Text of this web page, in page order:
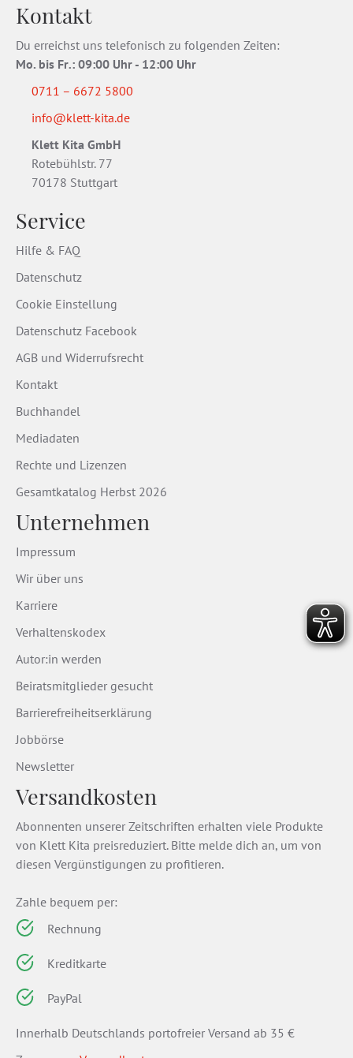
Kontakt
Du erreichst uns telefonisch zu folgenden Zeiten:
Mo. bis Fr.: 09:00 Uhr - 12:00 Uhr
0711 – 6672 5800
info@klett-kita.de
Klett Kita GmbH
Rotebühlstr. 77
70178 Stuttgart
Service
Hilfe & FAQ
Datenschutz
Cookie Einstellung
Datenschutz Facebook
AGB und Widerrufsrecht
Kontakt
Buchhandel
Mediadaten
Rechte und Lizenzen
Gesamtkatalog Herbst 2026
Unternehmen
Impressum
Wir über uns
Karriere
Verhaltenskodex
Autor:in werden
Beiratsmitglieder gesucht
Barrierefreiheitserklärung
Jobbörse
Newsletter
Versandkosten
Abonnenten unserer Zeitschriften erhalten viele Produkte
von Klett Kita preisreduziert. Bitte melde dich an, um von
diesen Vergünstigungen zu profitieren.
Zahle bequem per:
Rechnung
Kreditkarte
PayPal
Innerhalb Deutschlands portofreier Versand ab 35 €